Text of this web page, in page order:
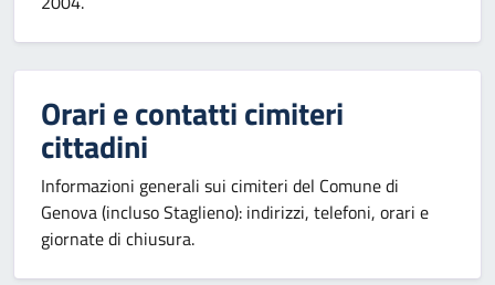
Orari e contatti cimiteri
cittadini
Informazioni generali sui cimiteri del Comune di
Genova (incluso Staglieno): indirizzi, telefoni, orari e
giornate di chiusura.